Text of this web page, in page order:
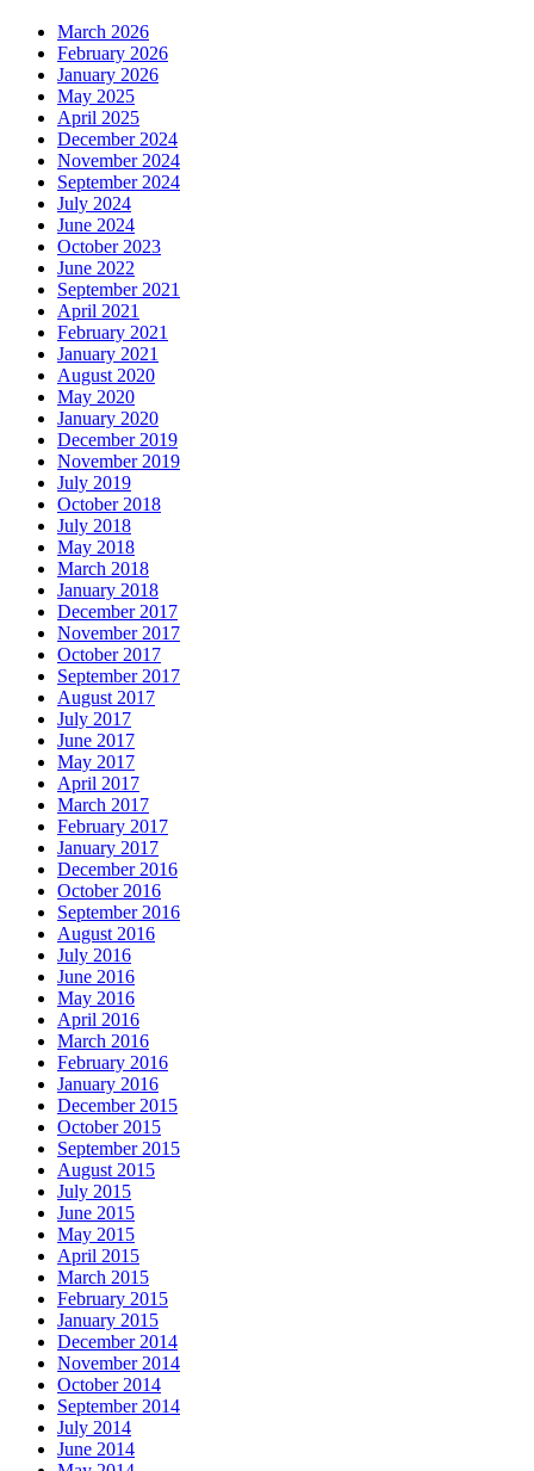
March 2026
February 2026
January 2026
May 2025
April 2025
December 2024
November 2024
September 2024
July 2024
June 2024
October 2023
June 2022
September 2021
April 2021
February 2021
January 2021
August 2020
May 2020
January 2020
December 2019
November 2019
July 2019
October 2018
July 2018
May 2018
March 2018
January 2018
December 2017
November 2017
October 2017
September 2017
August 2017
July 2017
June 2017
May 2017
April 2017
March 2017
February 2017
January 2017
December 2016
October 2016
September 2016
August 2016
July 2016
June 2016
May 2016
April 2016
March 2016
February 2016
January 2016
December 2015
October 2015
September 2015
August 2015
July 2015
June 2015
May 2015
April 2015
March 2015
February 2015
January 2015
December 2014
November 2014
October 2014
September 2014
July 2014
June 2014